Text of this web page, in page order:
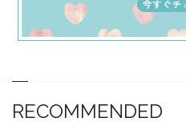
RECOMMENDED